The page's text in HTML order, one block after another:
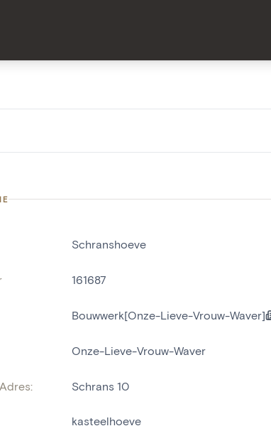
Schranshoeve
161687
Bouwwerk[Onze-Lieve-Vrouw-Waver]
Onze-Lieve-Vrouw-Waver
Schrans 10
kasteelhoeve